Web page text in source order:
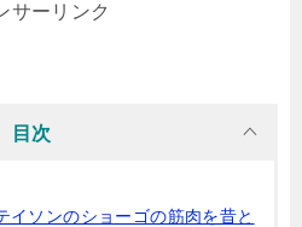
サーリンク
目次
イソンのショーゴの筋肉を昔と